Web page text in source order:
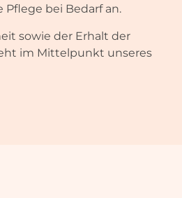
Pflege bei Bedarf an.
sowie der Erhalt der
im Mittelpunkt unseres